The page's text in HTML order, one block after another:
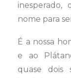
inesperado,
nome para
É a nossa
e ao
quase dois